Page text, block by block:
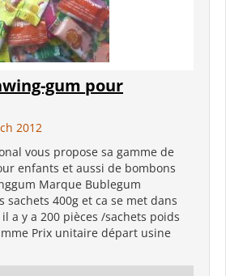
gum pour
2012
vous propose sa gamme de
enfants et aussi de bombons
Marque Bublegum
sachets 400g et ca se met dans
a y a 200 pièces /sachets poids
Prix unitaire départ usine